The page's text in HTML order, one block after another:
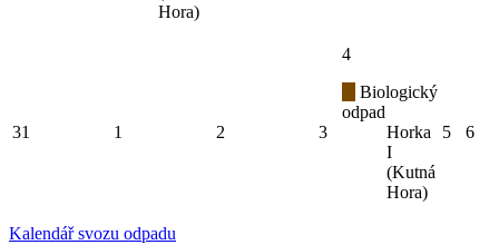
Hora)
31 1 2 3
4
Biologický
odpad
Horka
I
(Kutná
Hora)
5 6
Kalendář svozu odpadu